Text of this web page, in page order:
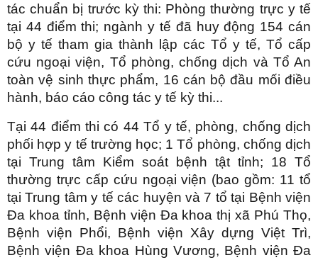
tác chuẩn bị trước kỳ thi: Phòng thường trực y tế
tại 44 điểm thi; ngành y tế đã huy động 154 cán
bộ y tế tham gia thành lập các Tổ y tế, Tổ cấp
cứu ngoại viện, Tổ phòng, chống dịch và Tổ An
toàn vệ sinh thực phẩm, 16 cán bộ đầu mối điều
hành, báo cáo công tác y tế kỳ thi...
Tại 44 điểm thi có 44 Tổ y tế, phòng, chống dịch
phối hợp y tế trường học; 1 Tổ phòng, chống dịch
tại Trung tâm Kiểm soát bệnh tật tỉnh; 18 Tổ
thường trực cấp cứu ngoại viện (bao gồm: 11 tổ
tại Trung tâm y tế các huyện và 7 tổ tại Bệnh viện
Đa khoa tỉnh, Bệnh viện Đa khoa thị xã Phú Thọ,
Bệnh viện Phổi, Bệnh viện Xây dựng Việt Trì,
Bệnh viện Đa khoa Hùng Vương, Bệnh viện Đa